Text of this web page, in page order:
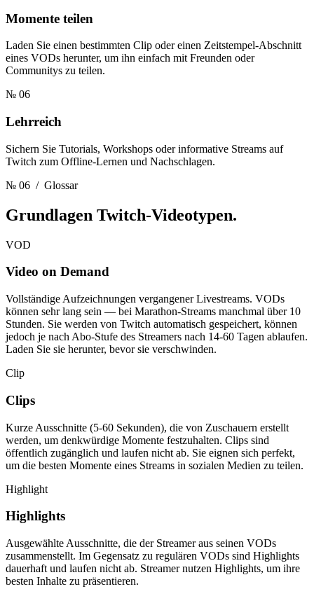
Momente teilen
Laden Sie einen bestimmten Clip oder einen Zeitstempel-Abschnitt
eines VODs herunter, um ihn einfach mit Freunden oder
Communitys zu teilen.
№ 06
Lehrreich
Sichern Sie Tutorials, Workshops oder informative Streams auf
Twitch zum Offline-Lernen und Nachschlagen.
№ 06 / Glossar
Grundlagen Twitch-Videotypen.
VOD
Video on Demand
Vollständige Aufzeichnungen vergangener Livestreams. VODs
können sehr lang sein — bei Marathon-Streams manchmal über 10
Stunden. Sie werden von Twitch automatisch gespeichert, können
jedoch je nach Abo-Stufe des Streamers nach 14-60 Tagen ablaufen.
Laden Sie sie herunter, bevor sie verschwinden.
Clip
Clips
Kurze Ausschnitte (5-60 Sekunden), die von Zuschauern erstellt
werden, um denkwürdige Momente festzuhalten. Clips sind
öffentlich zugänglich und laufen nicht ab. Sie eignen sich perfekt,
um die besten Momente eines Streams in sozialen Medien zu teilen.
Highlight
Highlights
Ausgewählte Ausschnitte, die der Streamer aus seinen VODs
zusammenstellt. Im Gegensatz zu regulären VODs sind Highlights
dauerhaft und laufen nicht ab. Streamer nutzen Highlights, um ihre
besten Inhalte zu präsentieren.